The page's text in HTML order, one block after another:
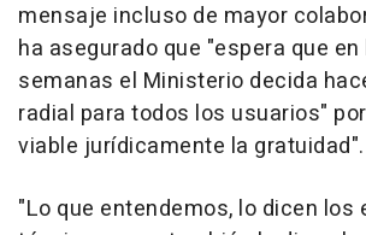
mensaje incluso de mayor
ha asegurado que "espera que
semanas el Ministerio decida
radial para todos los usuarios"
viable jurídicamente la gratuidad".
"Lo que entendemos, lo dicen los